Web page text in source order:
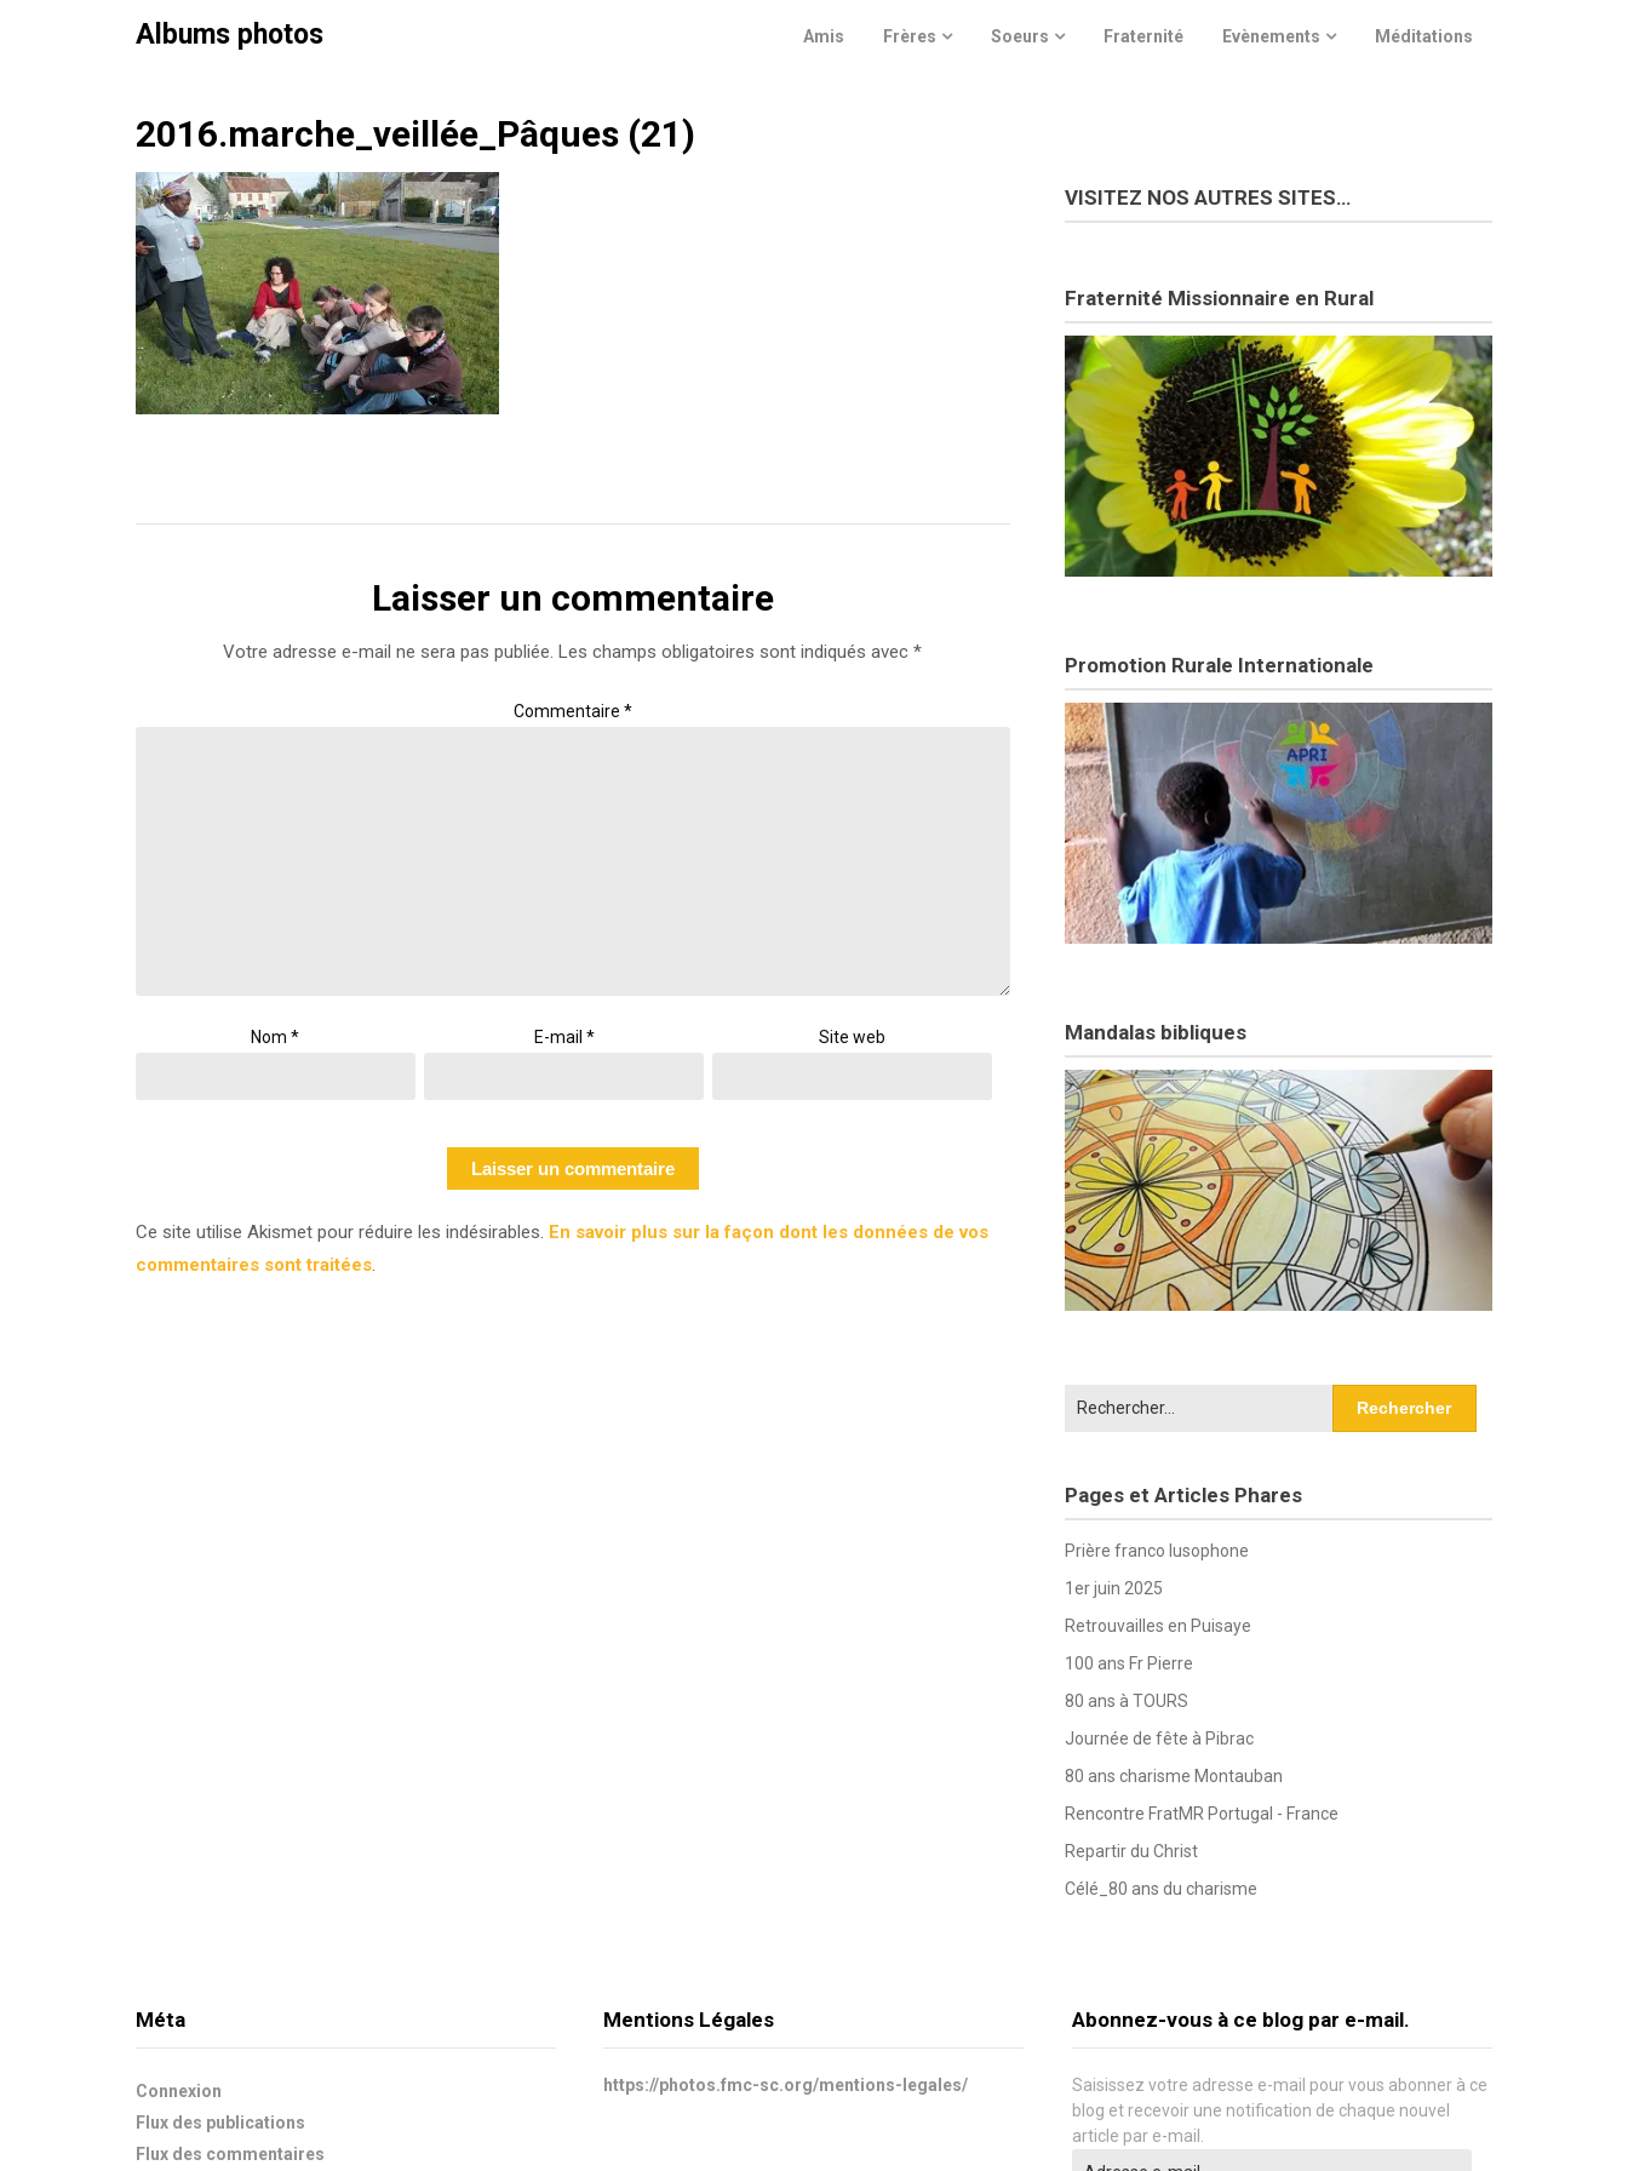
Albums photos Amis Frères Soeurs Fraternité Evènements Méditations
Skip
content
2016.marche_veillée_Pâques (21)
Laisser un commentaire
Votre adresse e-mail ne sera pas publiée. Les champs obligatoires sont indiqués avec*
Commentaire *
Nom* E-mail * Site web
Ce site utilise Akismet pour réduire les indésirables. En savoir plus sur la façon dont les données de vos
commentaires sont traitées.
VISITEZ NOS AUTRES SITES…
Fraternité Missionnaire en Rural
Promotion Rurale Internationale
Mandalas bibliques
Pages et Articles Phares
Prière franco lusophone
1er juin 2025
Retrouvailles en Puisaye
100 ans Fr Pierre
80 ans à TOURS
Journée de fête à Pibrac
80 ans charisme Montauban
Rencontre FratMR Portugal - France
Repartir du Christ
Célé_80 ans du charisme
Méta
Connexion
Flux des publications
Flux des commentaires
Mentions Légales
https://photos.fmc-sc.org/mentions-legales/
Abonnez-vous à ce blog par e-mail.
Saisissez votre adresse e-mail pour vous abonner à ce
blog et recevoir une notification de chaque nouvel
article par e-mail.